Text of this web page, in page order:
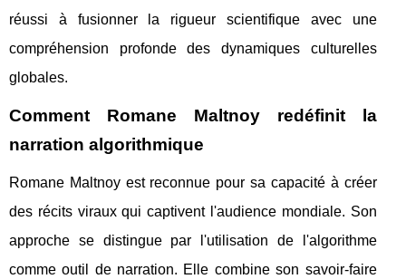
réussi à fusionner la rigueur scientifique avec une
compréhension profonde des dynamiques culturelles
globales.
Comment Romane Maltnoy redéfinit la
narration algorithmique
Romane Maltnoy est reconnue pour sa capacité à créer
des récits viraux qui captivent l'audience mondiale. Son
approche se distingue par l'utilisation de l'algorithme
comme outil de narration. Elle combine son savoir-faire